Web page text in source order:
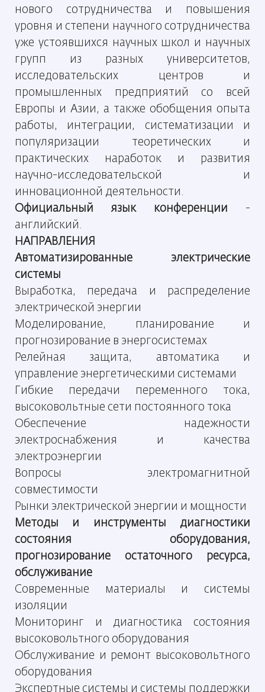
нового сотрудничества и повышения
уровня и степени научного сотрудничества
уже устоявшихся научных школ и научных
групп из разных университетов,
исследовательских центров и
промышленных предприятий со всей
Европы и Азии, а также обобщения опыта
работы, интеграции, систематизации и
популяризации теоретических и
практических наработок и развития
научно-исследовательской и
инновационной деятельности.
Официальный язык конференции -
английский.
НАПРАВЛЕНИЯ
Автоматизированные электрические
системы
Выработка, передача и распределение
электрической энергии
Моделирование, планирование и
прогнозирование в энергосистемах
Релейная защита, автоматика и
управление энергетическими системами
Гибкие передачи переменного тока,
высоковольтные сети постоянного тока
Обеспечение надежности
электроснабжения и качества
электроэнергии
Вопросы электромагнитной
совместимости
Рынки электрической энергии и мощности
Методы и инструменты диагностики
состояния оборудования,
прогнозирование остаточного ресурса,
обслуживание
Современные материалы и системы
изоляции
Мониторинг и диагностика состояния
высоковольтного оборудования
Обслуживание и ремонт высоковольтного
оборудования
Экспертные системы и системы поддержки